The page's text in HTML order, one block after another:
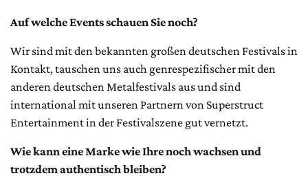
Auf welche Events schauen Sie noch?
Wir sind mit den bekannten großen deutschen Festivals in
Kontakt, tauschen uns auch genrespezifischer mit den
anderen deutschen Metalfestivals aus und sind
international mit unseren Partnern von Superstruct
Entertainment in der Festivalszene gut vernetzt.
Wie kann eine Marke wie Ihre noch wachsen und
trotzdem authentisch bleiben?